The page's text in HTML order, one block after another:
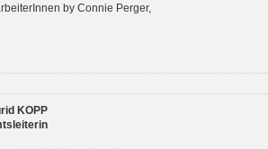
by Connie Perger,
KOPP